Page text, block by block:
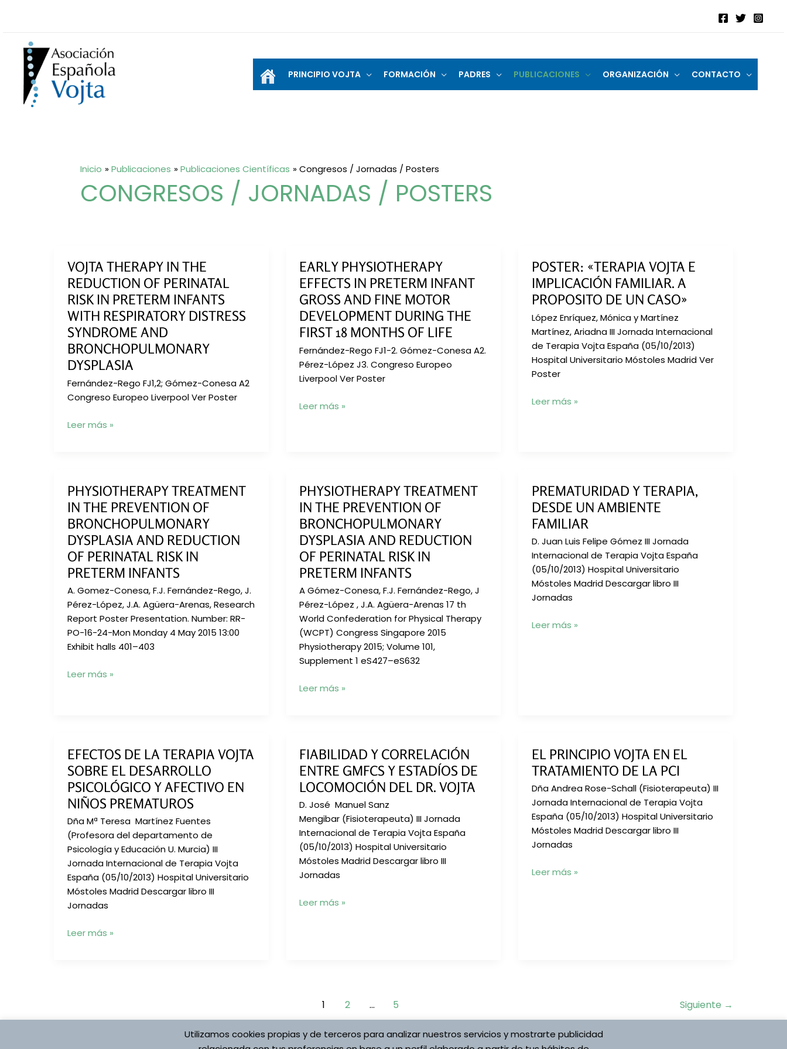
PRINCIPIO VOJTA FORMACIÓN PADRES PUBLICACIONES ORGANIZACIÓN CONTACTO
Inicio Publicaciones Publicaciones Científicas Congresos / Jornadas / Posters
CONGRESOS / JORNADAS / POSTERS
VOJTA THERAPY IN THE
REDUCTION OF PERINATAL
RISK IN PRETERM INFANTS
WITH RESPIRATORY DISTRESS
SYNDROME AND
BRONCHOPULMONARY
DYSPLASIA
Fernández-Rego FJ1,2; Gómez-Conesa A2
Congreso Europeo Liverpool Ver Poster
VOJTA
OF
PERINATAL
RISK
IN
PRETERM
INFANTS
WITH
RESPIRATORY
DISTRESS
SYNDROME
AND
BRONCHOPULMONARY
Leer más »
EARLY PHYSIOTHERAPY
EFFECTS IN PRETERM INFANT
GROSS AND FINE MOTOR
DEVELOPMENT DURING THE
FIRST 18 MONTHS OF LIFE
Fernández-Rego FJ1-2. Gómez-Conesa A2.
Pérez-López J3. Congreso Europeo
Liverpool Ver Poster
EARLY
GROSS
AND
FINE
MOTOR
DEVELOPMENT
DURING
THE
FIRST
18
MONTHS
OF
LIFE
Leer más »
POSTER: «TERAPIA VOJTA E
IMPLICACIÓN FAMILIAR. A
PROPOSITO DE UN CASO»
López Enríquez, Mónica y Martínez
Martínez, Ariadna III Jornada Internacional
de Terapia Vojta España (05/10/2013)
Hospital Universitario Móstoles Madrid Ver
Poster
Poster:
A
proposito
de
un
caso»
Leer más »
PHYSIOTHERAPY TREATMENT
IN THE PREVENTION OF
BRONCHOPULMONARY
DYSPLASIA AND REDUCTION
OF PERINATAL RISK IN
PRETERM INFANTS
A. Gomez-Conesa, F.J. Fernández-Rego, J.
Pérez-López, J.A. Agüera-Arenas, Research
Report Poster Presentation. Number: RR-
PO-16-24-Mon Monday 4 May 2015 13:00
Exhibit halls 401–403
Physiotherapy
bronchopulmonary
dysplasia
and
reduction
perinatal
risk
in
preterm
infants
Leer más »
PHYSIOTHERAPY TREATMENT
IN THE PREVENTION OF
BRONCHOPULMONARY
DYSPLASIA AND REDUCTION
OF PERINATAL RISK IN
PRETERM INFANTS
A Gómez-Conesa, F.J. Fernández-Rego, J
Pérez-López , J.A. Agüera-Arenas 17 th
World Confederation for Physical Therapy
(WCPT) Congress Singapore 2015
Physiotherapy 2015; Volume 101,
Supplement 1 eS427–eS632
Physiotherapy
of
bronchopulmonary
dysplasia
and
reduction
of
perinatal
risk
in
infants
Leer más »
PREMATURIDAD Y TERAPIA,
DESDE UN AMBIENTE
FAMILIAR
D. Juan Luis Felipe Gómez III Jornada
Internacional de Terapia Vojta España
(05/10/2013) Hospital Universitario
Móstoles Madrid Descargar libro III
Jornadas
Prematuridad
Leer más »
EFECTOS DE LA TERAPIA VOJTA
SOBRE EL DESARROLLO
PSICOLÓGICO Y AFECTIVO EN
NIÑOS PREMATUROS
Dña Mª Teresa Martínez Fuentes
(Profesora del departamento de
Psicología y Educación U. Murcia) III
Jornada Internacional de Terapia Vojta
España (05/10/2013) Hospital Universitario
Móstoles Madrid Descargar libro III
Jornadas
Efectos
Leer más »
FIABILIDAD Y CORRELACIÓN
ENTRE GMFCS Y ESTADÍOS DE
LOCOMOCIÓN DEL DR. VOJTA
D. José Manuel Sanz
Mengibar (Fisioterapeuta) III Jornada
Internacional de Terapia Vojta España
(05/10/2013) Hospital Universitario
Móstoles Madrid Descargar libro III
Jornadas
Fiabilidad
Dr.
Leer más »
EL PRINCIPIO VOJTA EN EL
TRATAMIENTO DE LA PCI
Dña Andrea Rose-Schall (Fisioterapeuta) III
Jornada Internacional de Terapia Vojta
España (05/10/2013) Hospital Universitario
Móstoles Madrid Descargar libro III
Jornadas
El
Leer más »
1 2 … 5 Siguiente →
Utilizamos cookies propias y de terceros para analizar nuestros servicios y mostrarte publicidad